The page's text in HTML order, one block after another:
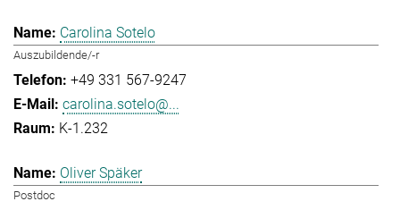
Carolina Sotelo
Auszubildende/-r
+49 331 567-9247
carolina.sotelo@...
K-1.232
Oliver Späker
Postdoc